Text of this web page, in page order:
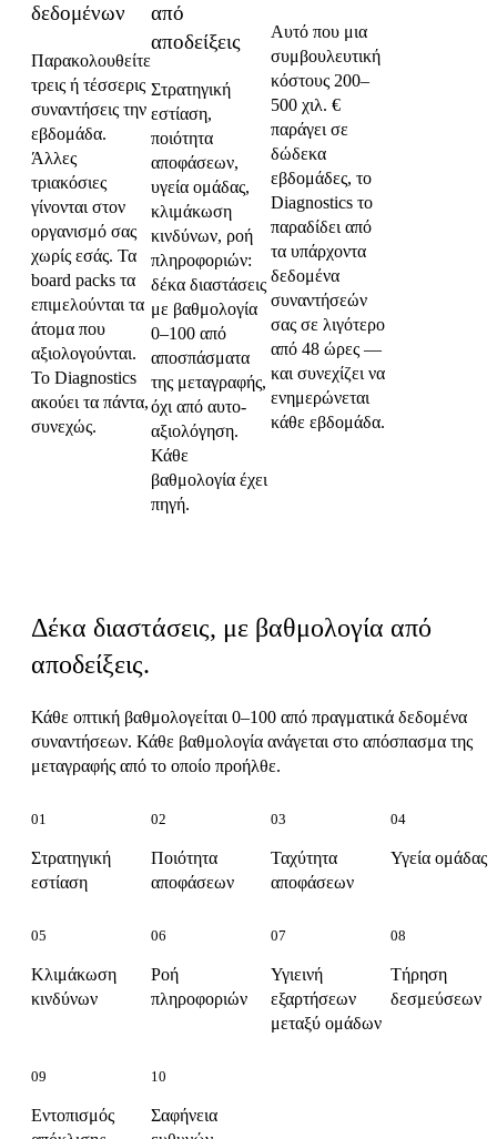
δεδομένων
Παρακολουθείτε
τρεις ή τέσσερις
συναντήσεις την
εβδομάδα.
Άλλες
τριακόσιες
γίνονται στον
οργανισμό σας
χωρίς εσάς. Τα
board packs τα
επιμελούνται τα
άτομα που
αξιολογούνται.
Το Diagnostics
ακούει τα πάντα,
συνεχώς.
από
αποδείξεις
Στρατηγική
εστίαση,
ποιότητα
αποφάσεων,
υγεία ομάδας,
κλιμάκωση
κινδύνων, ροή
πληροφοριών:
δέκα διαστάσεις
με βαθμολογία
0–100 από
αποσπάσματα
της μεταγραφής,
όχι από αυτο-
αξιολόγηση.
Κάθε
βαθμολογία έχει
πηγή.
Αυτό που μια
συμβουλευτική
κόστους 200–
500 χιλ. €
παράγει σε
δώδεκα
εβδομάδες, το
Diagnostics το
παραδίδει από
τα υπάρχοντα
δεδομένα
συναντήσεών
σας σε λιγότερο
από 48 ώρες —
και συνεχίζει να
ενημερώνεται
κάθε εβδομάδα.
Δέκα διαστάσεις, με βαθμολογία από
αποδείξεις.
Κάθε οπτική βαθμολογείται 0–100 από πραγματικά δεδομένα
συναντήσεων. Κάθε βαθμολογία ανάγεται στο απόσπασμα της
μεταγραφής από το οποίο προήλθε.
01
Στρατηγική
εστίαση
02
Ποιότητα
αποφάσεων
03
Ταχύτητα
αποφάσεων
04
Υγεία ομάδας
05
Κλιμάκωση
κινδύνων
06
Ροή
πληροφοριών
07
Υγιεινή
εξαρτήσεων
μεταξύ ομάδων
08
Τήρηση
δεσμεύσεων
09
Εντοπισμός
10
Σαφήνεια